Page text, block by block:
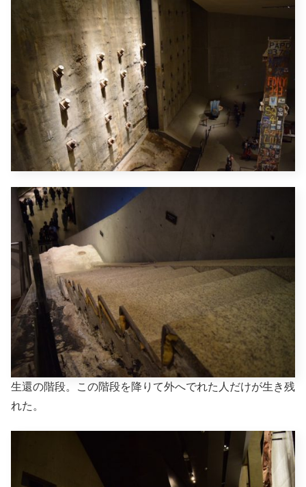
生還の階段。この階段を降りて外へでれた人だけが生き残
れた。